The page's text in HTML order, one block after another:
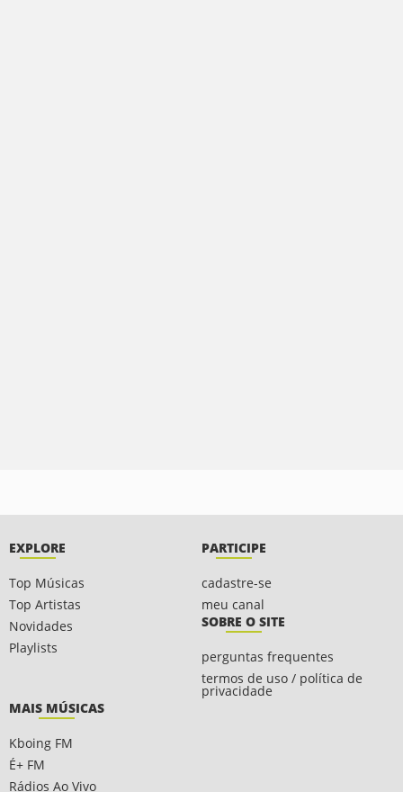
EXPLORE
Top Músicas
Top Artistas
Novidades
Playlists
PARTICIPE
cadastre-se
meu canal
SOBRE O SITE
perguntas frequentes
termos de uso / política de
privacidade
MAIS MÚSICAS
Kboing FM
É+ FM
Rádios Ao Vivo